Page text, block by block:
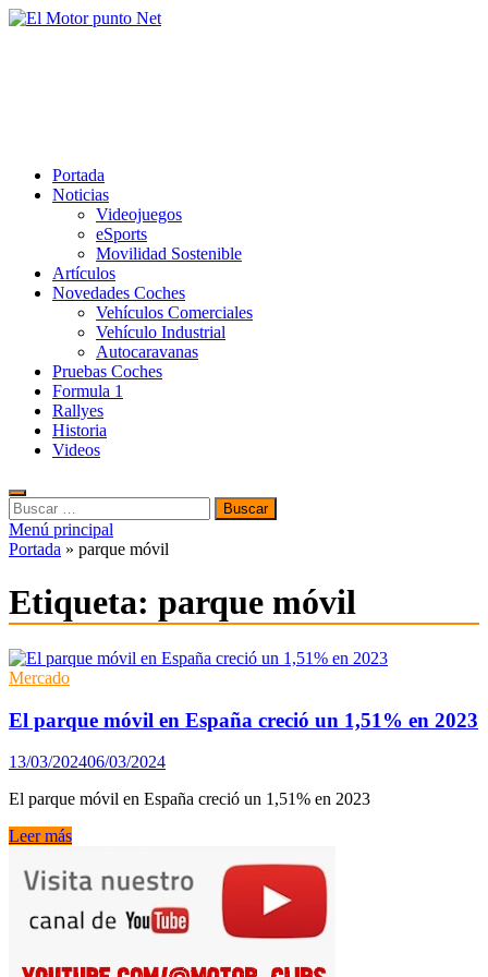
Saltar
Portada
Noticias
Videojuegos
eSports
Movilidad Sostenible
Artículos
Novedades Coches
Vehículos Comerciales
Vehículo Industrial
Autocaravanas
Pruebas Coches
Formula 1
Rallyes
Historia
Videos
Buscar:
Menú principal
Portada » parque móvil
Etiqueta: parque móvil
Mercado
El parque móvil en España creció un 1,51% en 2023
13/03/202406/03/2024
El parque móvil en España creció un 1,51% en 2023
El
móvil
España
creció
1,51%
Leer más